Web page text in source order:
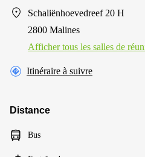
Schaliënhoevedreef 20 H
2800 Malines
Afficher tous les salles de
Itinéraire à suivre
Distance
Bus